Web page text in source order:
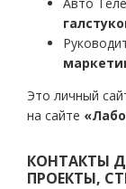
Это личный
на сайте
КОНТАКТЫ
ПРОЕКТЫ,